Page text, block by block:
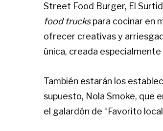
Street Food Burger, El
food truckspara cocinar en
ofrecer creativas y
única, creada
También estarán los
supuesto, Nola Smoke, que
el galardón de “Favorito